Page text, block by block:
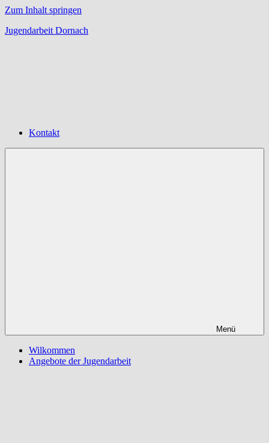
Zum Inhalt springen
Jugendarbeit Dornach
Kontakt
Menü
Wilkommen
Angebote der Jugendarbeit